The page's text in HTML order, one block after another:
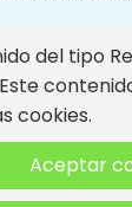
del tipo
cookies.
Aceptar